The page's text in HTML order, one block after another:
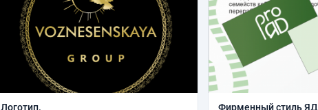
Логотип. Фирменный стиль ЯД